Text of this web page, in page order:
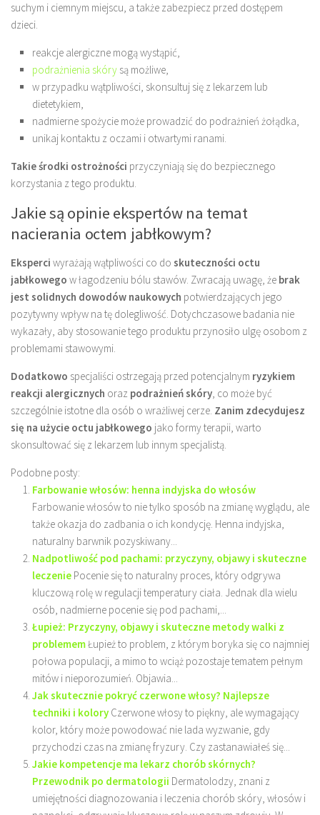
suchym i ciemnym miejscu, a także zabezpiecz przed dostępem
dzieci.
reakcje alergiczne mogą wystąpić,
podrażnienia skóry są możliwe,
w przypadku wątpliwości, skonsultuj się z lekarzem lub
dietetykiem,
nadmierne spożycie może prowadzić do podrażnień żołądka,
unikaj kontaktu z oczami i otwartymi ranami.
Takie środki ostrożności przyczyniają się do bezpiecznego
korzystania z tego produktu.
Jakie są opinie ekspertów na temat
nacierania octem jabłkowym?
Eksperci wyrażają wątpliwości co do skuteczności octu
jabłkowego w łagodzeniu bólu stawów. Zwracają uwagę, że brak
jest solidnych dowodów naukowych potwierdzających jego
pozytywny wpływ na tę dolegliwość. Dotychczasowe badania nie
wykazały, aby stosowanie tego produktu przynosiło ulgę osobom z
problemami stawowymi.
Dodatkowo specjaliści ostrzegają przed potencjalnym ryzykiem
reakcji alergicznych oraz podrażnień skóry, co może być
szczególnie istotne dla osób o wrażliwej cerze. Zanim zdecydujesz
się na użycie octu jabłkowego jako formy terapii, warto
skonsultować się z lekarzem lub innym specjalistą.
Podobne posty:
Farbowanie włosów: henna indyjska do włosów
Farbowanie włosów to nie tylko sposób na zmianę wyglądu, ale
także okazja do zadbania o ich kondycję. Henna indyjska,
naturalny barwnik pozyskiwany...
Nadpotliwość pod pachami: przyczyny, objawy i skuteczne
leczenie Pocenie się to naturalny proces, który odgrywa
kluczową rolę w regulacji temperatury ciała. Jednak dla wielu
osób, nadmierne pocenie się pod pachami,...
Łupież: Przyczyny, objawy i skuteczne metody walki z
problememŁupież to problem, z którym boryka się co najmniej
połowa populacji, a mimo to wciąż pozostaje tematem pełnym
mitów i nieporozumień. Objawia...
Jak skutecznie pokryć czerwone włosy? Najlepsze
techniki i kolory Czerwone włosy to piękny, ale wymagający
kolor, który może powodować nie lada wyzwanie, gdy
przychodzi czas na zmianę fryzury. Czy zastanawiałeś się...
Jakie kompetencje ma lekarz chorób skórnych?
Przewodnik po dermatologii Dermatolodzy, znani z
umiejętności diagnozowania i leczenia chorób skóry, włosów i